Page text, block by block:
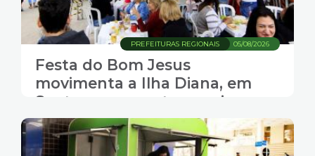
05/08/2026
PREFEITURAS REGIONAIS
Festa do Bom Jesus
movimenta a Ilha Diana, em
Santos, com gastronomia,
música e transporte gratuito